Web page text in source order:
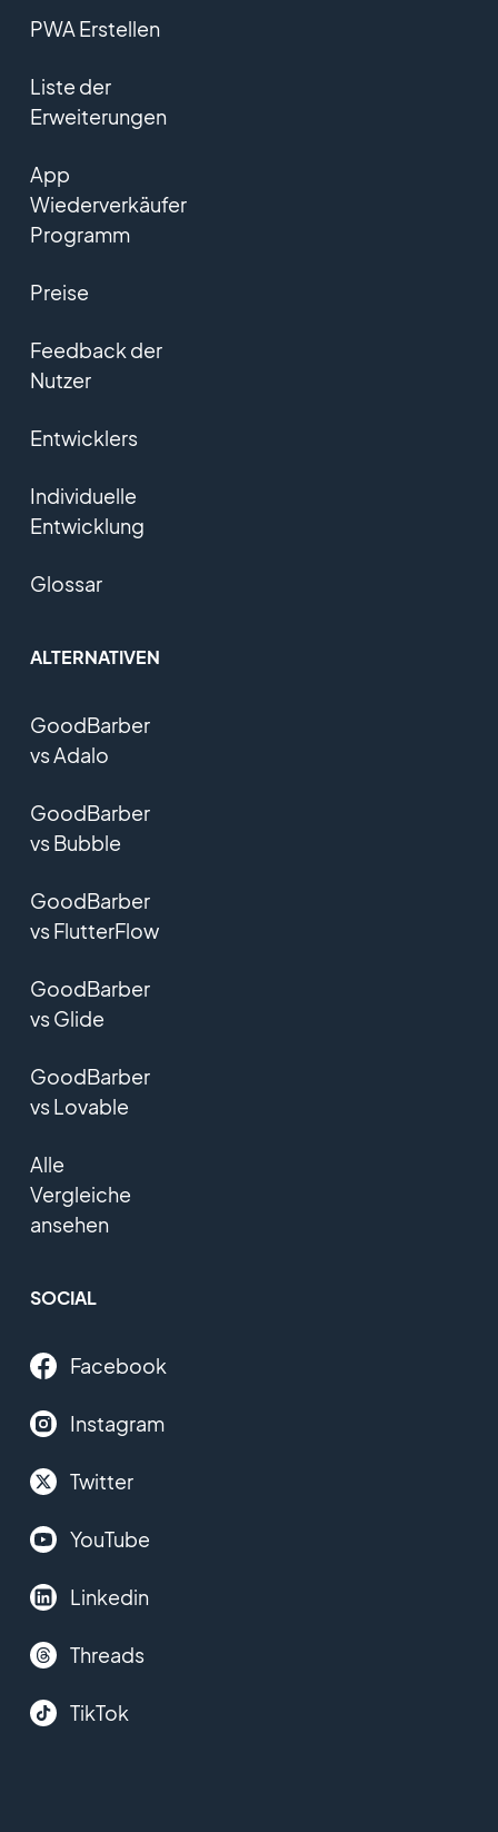
PWA Erstellen
Liste der
Erweiterungen
App
Wiederverkäufer
Programm
Preise
Feedback der
Nutzer
Entwicklers
Individuelle
Entwicklung
Glossar
ALTERNATIVEN
GoodBarber
vs Adalo
GoodBarber
vs Bubble
GoodBarber
vs FlutterFlow
GoodBarber
vs Glide
GoodBarber
vs Lovable
Alle
Vergleiche
ansehen
SOCIAL
Facebook
Instagram
Twitter
YouTube
Linkedin
Threads
TikTok